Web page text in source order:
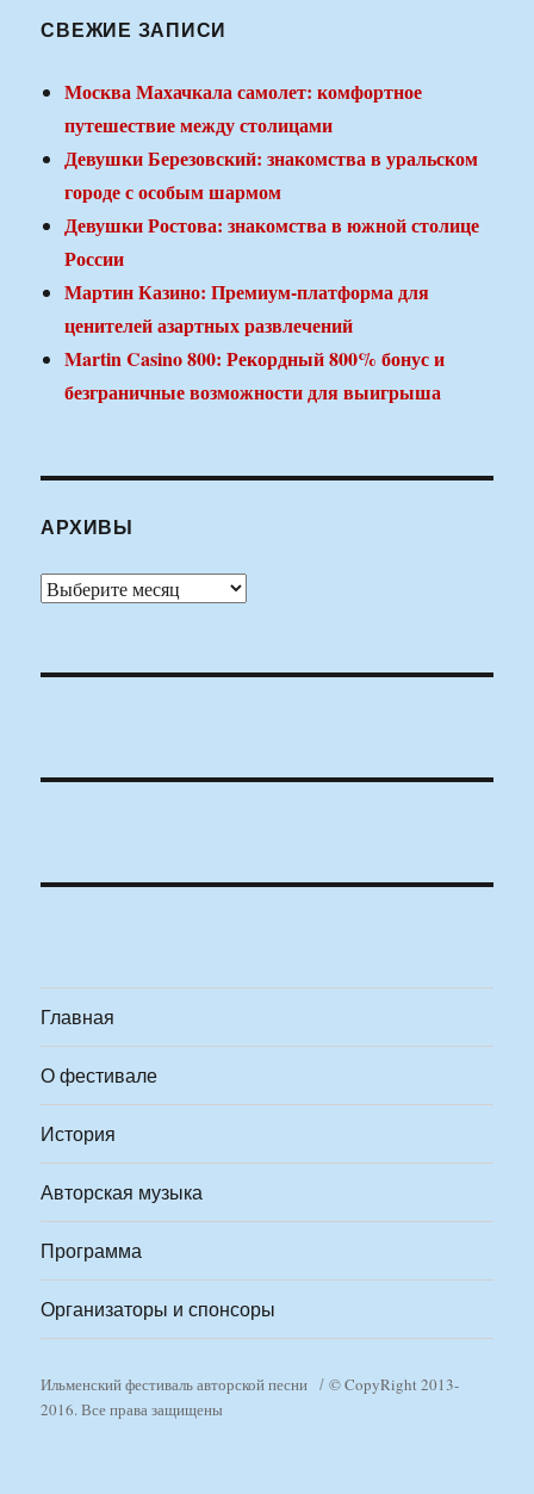
СВЕЖИЕ ЗАПИСИ
Москва Махачкала самолет: комфортное
путешествие между столицами
Девушки Березовский: знакомства в уральском
городе с особым шармом
Девушки Ростова: знакомства в южной столице
России
Мартин Казино: Премиум-платформа для
ценителей азартных развлечений
Martin Casino 800: Рекордный 800% бонус и
безграничные возможности для выигрыша
АРХИВЫ
Архивы
Главная
О фестивале
История
Авторская музыка
Программа
Организаторы и спонсоры
Ильменский фестиваль авторской песни
© CopyRight 2013-
2016. Все права защищены